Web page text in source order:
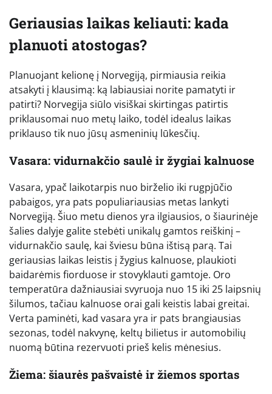
Geriausias laikas keliauti: kada
planuoti atostogas?
Planuojant kelionę į Norvegiją, pirmiausia reikia
atsakyti į klausimą: ką labiausiai norite pamatyti ir
patirti? Norvegija siūlo visiškai skirtingas patirtis
priklausomai nuo metų laiko, todėl idealus laikas
priklauso tik nuo jūsų asmeninių lūkesčių.
Vasara: vidurnakčio saulė ir žygiai kalnuose
Vasara, ypač laikotarpis nuo birželio iki rugpjūčio
pabaigos, yra pats populiariausias metas lankyti
Norvegiją. Šiuo metu dienos yra ilgiausios, o šiaurinėje
šalies dalyje galite stebėti unikalų gamtos reiškinį –
vidurnakčio saulę, kai šviesu būna ištisą parą. Tai
geriausias laikas leistis į žygius kalnuose, plaukioti
baidarėmis fiorduose ir stovyklauti gamtoje. Oro
temperatūra dažniausiai svyruoja nuo 15 iki 25 laipsnių
šilumos, tačiau kalnuose orai gali keistis labai greitai.
Verta paminėti, kad vasara yra ir pats brangiausias
sezonas, todėl nakvynę, keltų bilietus ir automobilių
nuomą būtina rezervuoti prieš kelis mėnesius.
Žiema: šiaurės pašvaistė ir žiemos sportas